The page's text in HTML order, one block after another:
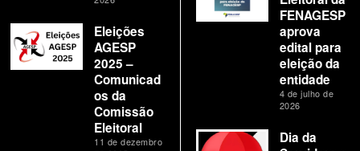
Eleições
AGESP
2025 –
Comunicad
os da
Comissão
Eleitoral
11 de dezembro
FENAGESP
aprova
edital para
eleição da
entidade
4 de julho de
2026
Dia da